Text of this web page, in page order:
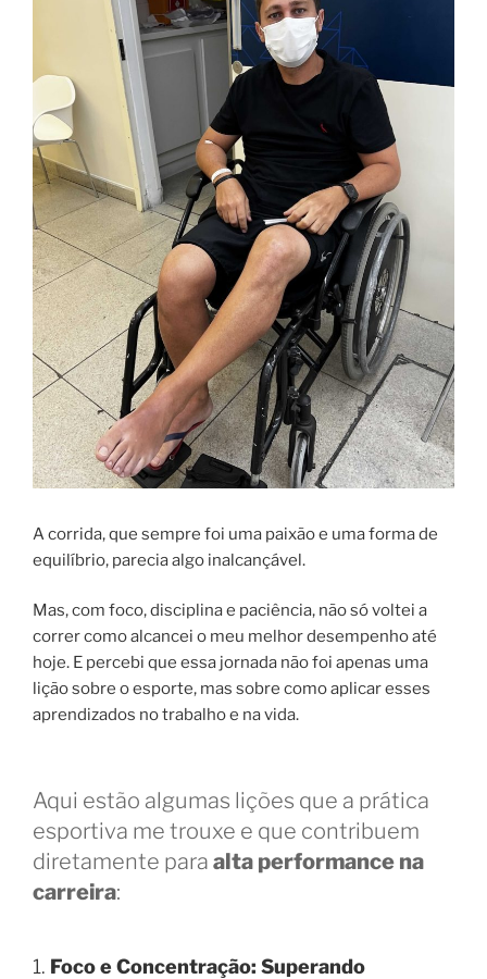
A corrida, que sempre foi uma paixão e uma forma de
equilíbrio, parecia algo inalcançável.
Mas, com foco, disciplina e paciência, não só voltei a
correr como alcancei o meu melhor desempenho até
hoje. E percebi que essa jornada não foi apenas uma
lição sobre o esporte, mas sobre como aplicar esses
aprendizados no trabalho e na vida.
Aqui estão algumas lições que a prática
esportiva me trouxe e que contribuem
diretamente para alta performance na
carreira:
1. Foco e Concentração: Superando